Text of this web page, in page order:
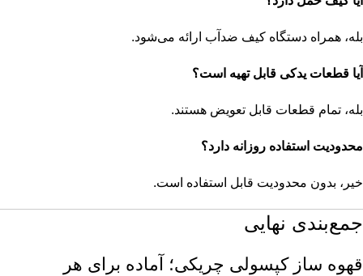
بله، همراه دستگاه کیف ضدآب ارائه می‌شود.
آیا قطعات یدکی قابل تهیه است؟
بله، تمام قطعات قابل تعویض هستند.
محدودیت استفاده روزانه دارد؟
خیر، بدون محدودیت قابل استفاده است.
جمع‌بندی نهایی
قهوه ساز کپسولی چریکی؛ آماده برای هر